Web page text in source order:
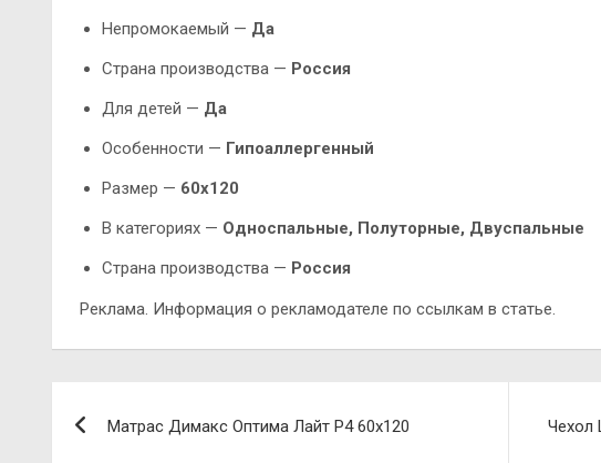
Непромокаемый — Да
Страна производства — Россия
Для детей — Да
Особенности — Гипоаллергенный
Размер — 60х120
В категориях — Односпальные, Полуторные, Двуспальные
Страна производства — Россия
Реклама. Информация о рекламодателе по ссылкам в статье.
Матрас Димакс Оптима Лайт P4 60х120
Чехол